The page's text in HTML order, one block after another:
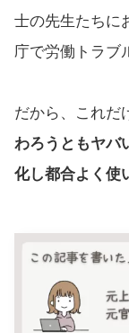
士の先生たちに
庁で労働トラブ
だから、これだ
わろうともヤバ
化し都合よく使